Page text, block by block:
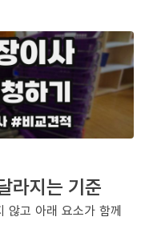
라지는 기준
않고 아래 요소가 함께